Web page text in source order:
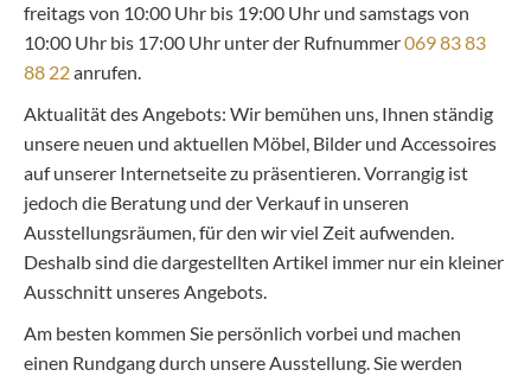
freitags von 10:00 Uhr bis 19:00 Uhr und samstags von
10:00 Uhr bis 17:00 Uhr unter der Rufnummer069 83 83
88 22anrufen.
Aktualität des Angebots: Wir bemühen uns, Ihnen ständig
unsere neuen und aktuellen Möbel, Bilder und Accessoires
auf unserer Internetseite zu präsentieren. Vorrangig ist
jedoch die Beratung und der Verkauf in unseren
Ausstellungsräumen, für den wir viel Zeit aufwenden.
Deshalb sind die dargestellten Artikel immer nur ein kleiner
Ausschnitt unseres Angebots.
Am besten kommen Sie persönlich vorbei und machen
einen Rundgang durch unsere Ausstellung. Sie werden